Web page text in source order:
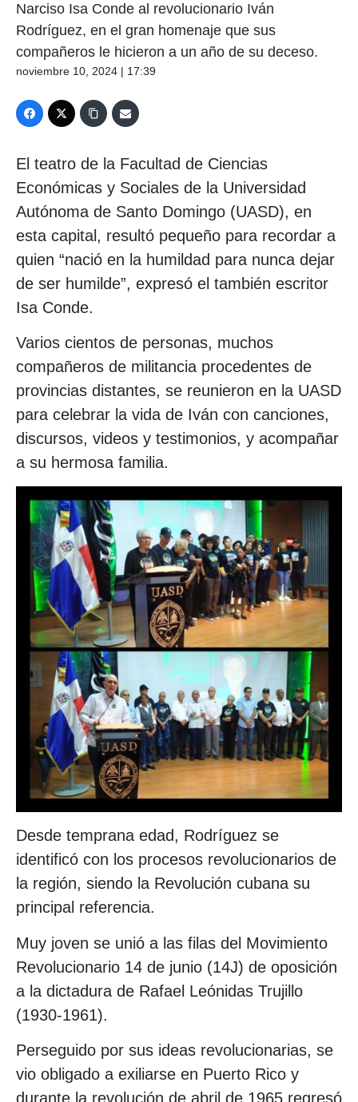
Narciso Isa Conde al revolucionario Iván
Rodríguez, en el gran homenaje que sus
compañeros le hicieron a un año de su deceso.
noviembre 10, 2024 | 17:39
El teatro de la Facultad de Ciencias
Económicas y Sociales de la Universidad
Autónoma de Santo Domingo (UASD), en
esta capital, resultó pequeño para recordar a
quien “nació en la humildad para nunca dejar
de ser humilde”, expresó el también escritor
Isa Conde.
Varios cientos de personas, muchos
compañeros de militancia procedentes de
provincias distantes, se reunieron en la UASD
para celebrar la vida de Iván con canciones,
discursos, videos y testimonios, y acompañar
a su hermosa familia.
Desde temprana edad, Rodríguez se
identificó con los procesos revolucionarios de
la región, siendo la Revolución cubana su
principal referencia.
Muy joven se unió a las filas del Movimiento
Revolucionario 14 de junio (14J) de oposición
a la dictadura de Rafael Leónidas Trujillo
(1930-1961).
Perseguido por sus ideas revolucionarias, se
vio obligado a exiliarse en Puerto Rico y
durante la revolución de abril de 1965 regresó